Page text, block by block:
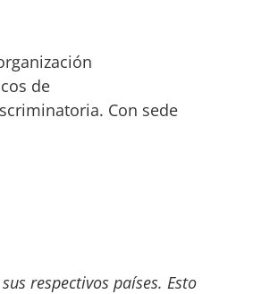
de
Con sede
respectivos países. Esto